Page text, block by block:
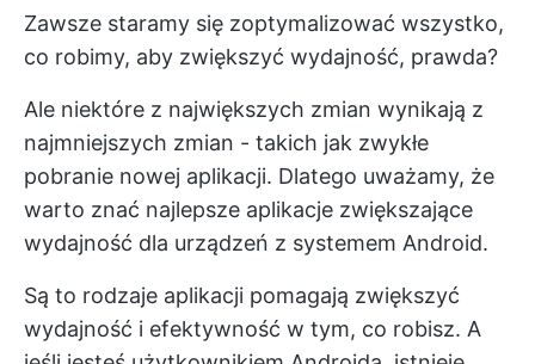
Zawsze staramy się zoptymalizować wszystko,
co robimy, aby zwiększyć wydajność, prawda?
Ale niektóre z największych zmian wynikają z
najmniejszych zmian - takich jak zwykłe
pobranie nowej aplikacji. Dlatego uważamy, że
warto znać najlepsze aplikacje zwiększające
wydajność dla urządzeń z systemem Android.
Są to rodzaje aplikacji pomagają zwiększyć
wydajność i efektywność w tym, co robisz. A